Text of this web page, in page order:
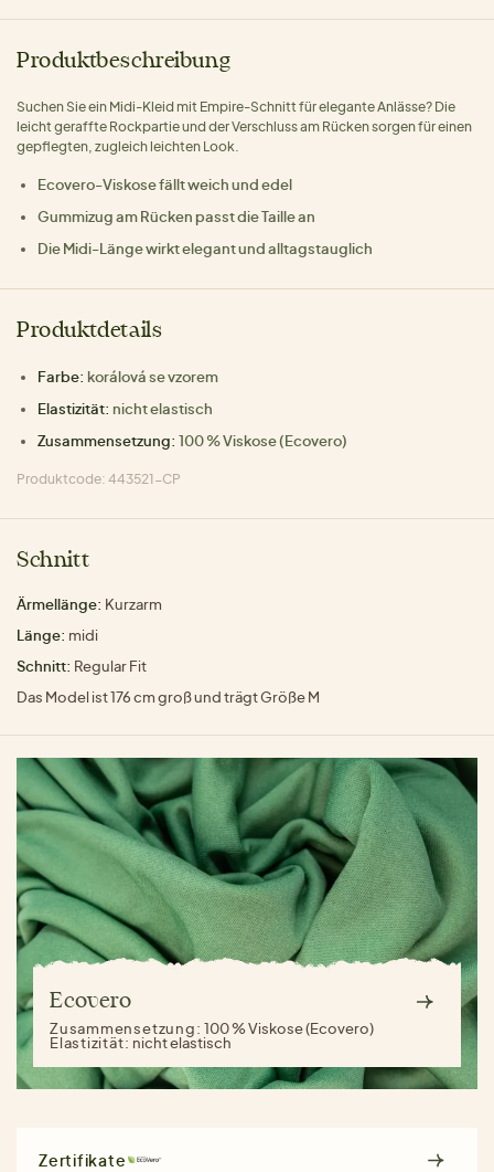
Produktbeschreibung
Suchen Sie ein Midi-Kleid mit Empire-Schnitt für elegante Anlässe? Die
leicht geraffte Rockpartie und der Verschluss am Rücken sorgen für einen
gepflegten, zugleich leichten Look.
Ecovero-Viskose fällt weich und edel
Gummizug am Rücken passt die Taille an
Die Midi-Länge wirkt elegant und alltagstauglich
Produktdetails
Farbe: korálová se vzorem
Elastizität: nicht elastisch
Zusammensetzung: 100 % Viskose (Ecovero)
Produktcode: 443521-CP
Schnitt
Ärmellänge: Kurzarm
Länge: midi
Schnitt: Regular Fit
Das Model ist 176 cm groß und trägt Größe M
Ecovero
Zusammensetzung:100 % Viskose (Ecovero)
Elastizität: nicht elastisch
Zertifikate